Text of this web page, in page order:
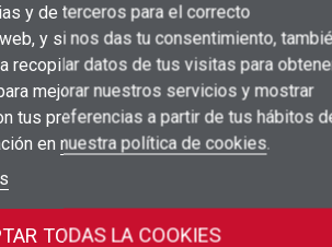
a la lista de deseos×
add_circle_outline
de deseos ×
lista de deseos
Crear lista de deseos
×
guardar productos en su lista de deseos.
y de terceros para el correcto
y si nos das tu consentimiento,
recopilar datos de tus visitas para
mejorar nuestros servicios y mostrar
tus preferencias a partir de tus hábitos
en nuestra política de cookies.
TODAS LA COOKIES
ver
shopping_cart
ver
500 unidad ud shopping_cart
ver